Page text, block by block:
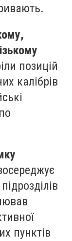
позицій
калібрів
пунктів